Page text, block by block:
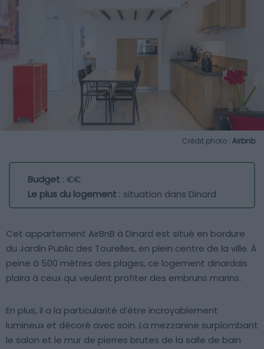
Crédit photo : Airbnb
Budget : €€
Le plus du logement : situation dans Dinard
Cet appartement AirBnB à Dinard est situé en bordure
du Jardin Public des Tourelles, en plein centre de la ville. À
peine à 500 mètres des plages, ce logement dinardais
plaira à ceux qui veulent profiter des embruns marins.
En plus, il a la particularité d’être incroyablement
lumineux et décoré avec soin. La mezzanine surplombant
le salon et le mur de pierres brutes de la salle de bain